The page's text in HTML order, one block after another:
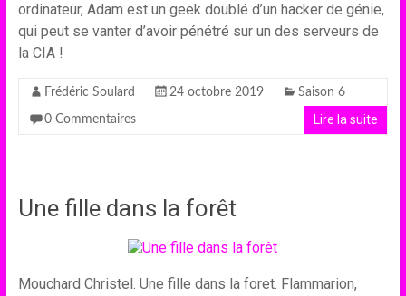
ordinateur, Adam est un geek doublé d’un hacker de génie,
qui peut se vanter d’avoir pénétré sur un des serveurs de
la CIA !
Frédéric Soulard 24 octobre 2019 Saison 6
0 Commentaires Lire la suite
Une fille dans la forêt
Mouchard Christel. Une fille dans la foret. Flammarion,